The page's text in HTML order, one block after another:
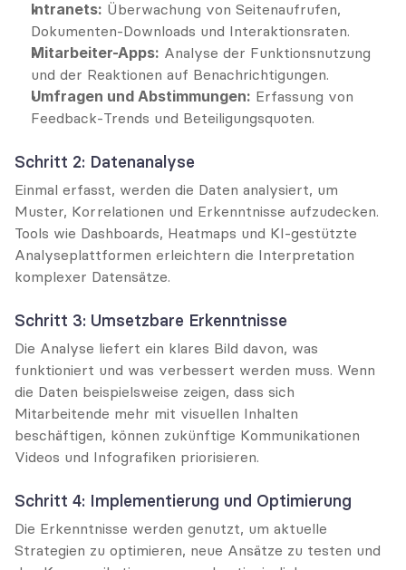
Intranets: Überwachung von Seitenaufrufen,
Dokumenten-Downloads und Interaktionsraten.
Mitarbeiter-Apps: Analyse der Funktionsnutzung
und der Reaktionen auf Benachrichtigungen.
Umfragen und Abstimmungen: Erfassung von
Feedback-Trends und Beteiligungsquoten.
Schritt 2: Datenanalyse
Einmal erfasst, werden die Daten analysiert, um
Muster, Korrelationen und Erkenntnisse aufzudecken.
Tools wie Dashboards, Heatmaps und KI-gestützte
Analyseplattformen erleichtern die Interpretation
komplexer Datensätze.
Schritt 3: Umsetzbare Erkenntnisse
Die Analyse liefert ein klares Bild davon, was
funktioniert und was verbessert werden muss. Wenn
die Daten beispielsweise zeigen, dass sich
Mitarbeitende mehr mit visuellen Inhalten
beschäftigen, können zukünftige Kommunikationen
Videos und Infografiken priorisieren.
Schritt 4: Implementierung und Optimierung
Die Erkenntnisse werden genutzt, um aktuelle
Strategien zu optimieren, neue Ansätze zu testen und